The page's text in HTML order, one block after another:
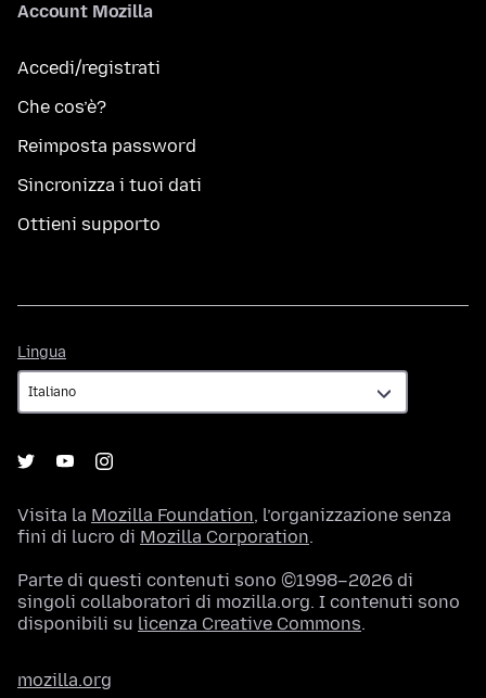
Account Mozilla
Accedi/registrati
Che cos’è?
Reimposta password
Sincronizza i tuoi dati
Ottieni supporto
Lingua
Visita la Mozilla Foundation, l’organizzazione senza
fini di lucro di Mozilla Corporation.
Parte di questi contenuti sono ©1998–2026 di
singoli collaboratori di mozilla.org. I contenuti sono
disponibili su licenza Creative Commons.
mozilla.org